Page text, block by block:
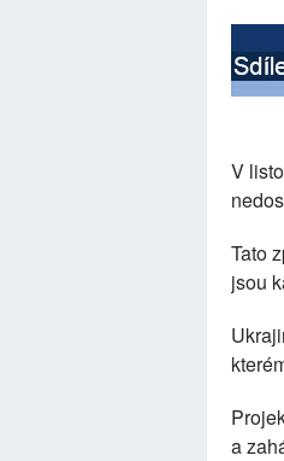
V
Tato
jsou
a